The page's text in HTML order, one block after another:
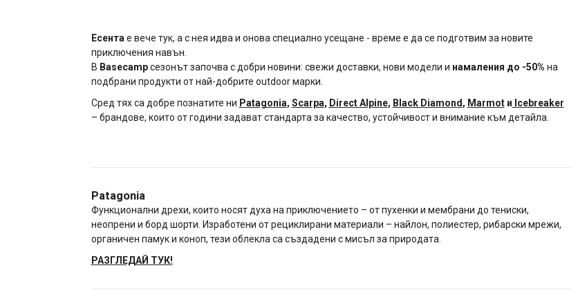
Есентае вече тук, а с нея идва и онова специално усещане - време е да се подготвим за новите
приключения навън.
В Basecampсезонът започва с добри новини: свежи доставки, нови модели и намаления до -50% на
подбрани продукти от най-добрите outdoor марки.
Сред тях са добре познатите ни Patagonia, Scarpa, Direct Alpine, Black Diamond, Marmotи Icebreaker
– брандове, които от години задават стандарта за качество, устойчивост и внимание към детайла.
Patagonia
Функционални дрехи, които носят духа на приключението – от пухенки и мембрани до тениски,
неопрени и борд шорти. Изработени от рециклирани материали – найлон, полиестер, рибарски мрежи,
органичен памук и коноп, тези облекла са създадени с мисъл за природата.
РАЗГЛЕДАЙ ТУК!